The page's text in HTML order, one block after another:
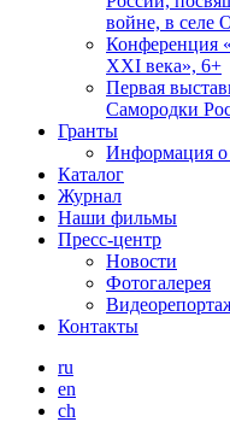
войне, в селе
Конференция
XXI века», 6+
Первая
Самородки
Гранты
Информация о
Каталог
Журнал
Наши фильмы
Пресс-центр
Новости
Фотогалерея
Контакты
ru
en
ch